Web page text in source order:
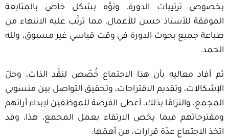
بخصوص ترتيبات الدورة، ونوَّه بشكل خاص بالمتابعة
الموفقة للأستاذ حسن للأعمال، مما ترتّب عليه الانتهاء من
طباعة جميع بحوث الدورة في وقت قياسي غير مسبوق، ولله
الحمد.
ثم أفاد معاليه بأن هذا الاجتماع خُصّص لنقْد الذات، وحلّ
الإشكالات، وتقديم الاقتراحات، وتحقيق التواصل بين منسوبي
المجمع، والتزامًا بذلك، أعطى الفرصة للموظفين لإبداء آرائهم
ومقترحاتهم فيما يخص الارتقاء بعمل المجمع، هذا، وقد
اتخذ الاجتماع عدّة قرارات، من أهمّها: